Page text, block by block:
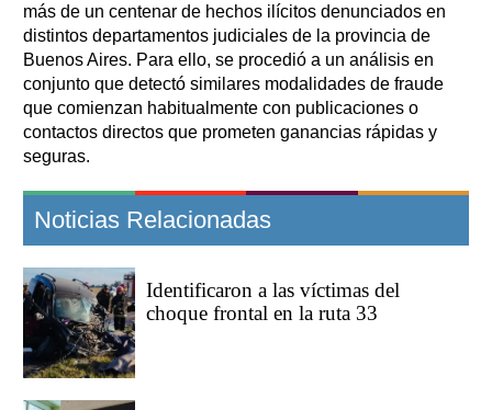
más de un centenar de hechos ilícitos denunciados en
distintos departamentos judiciales de la provincia de
Buenos Aires. Para ello, se procedió a un análisis en
conjunto que detectó similares modalidades de fraude
que comienzan habitualmente con publicaciones o
contactos directos que prometen ganancias rápidas y
seguras.
Noticias Relacionadas
Identificaron a las víctimas del
choque frontal en la ruta 33